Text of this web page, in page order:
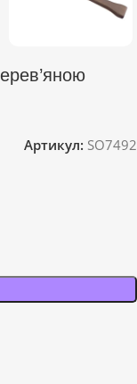
Артикул: SO7492